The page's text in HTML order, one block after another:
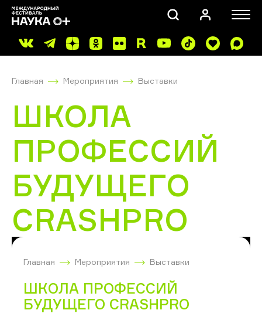
ПОИСК
Главная Мероприятия Выставки
ШКОЛА
ПРОФЕССИЙ
БУДУЩЕГО
CRASHPRO
Главная Мероприятия Выставки
ШКОЛА ПРОФЕССИЙ
БУДУЩЕГО CRASHPRO